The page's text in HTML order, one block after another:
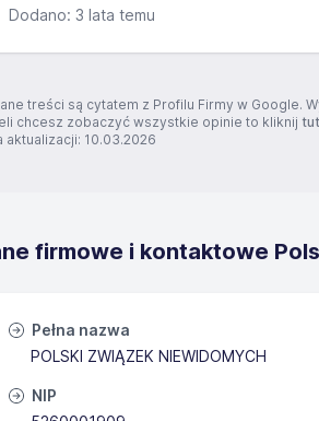
Dodano: 3 lata temu
treści są cytatem z Profilu Firmy w Google.
chcesz zobaczyć wszystkie opinie to kliknij
aktualizacji: 10.03.2026
firmowe i kontaktowe
Pełna nazwa
POLSKI ZWIĄZEK NIEWIDOMYCH
NIP